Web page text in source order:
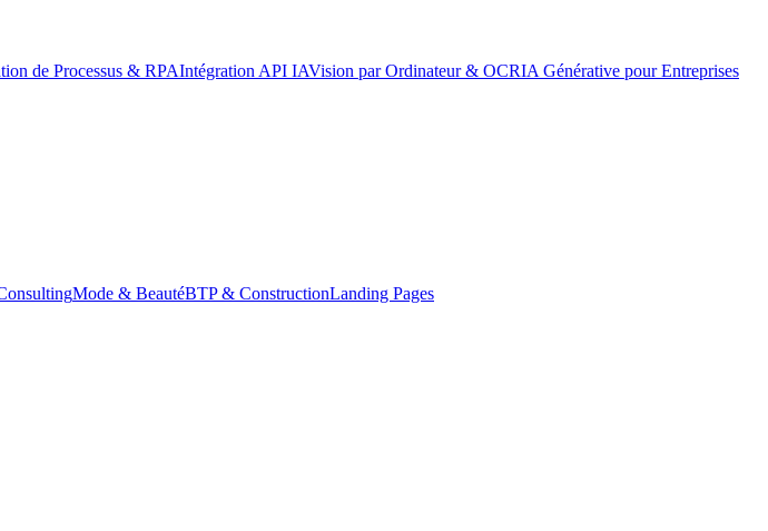
de Processus & RPAIntégration API IAVision par Ordinateur & OCRIA Générative pour Entreprises
Mode & BeautéBTP & ConstructionLanding Pages